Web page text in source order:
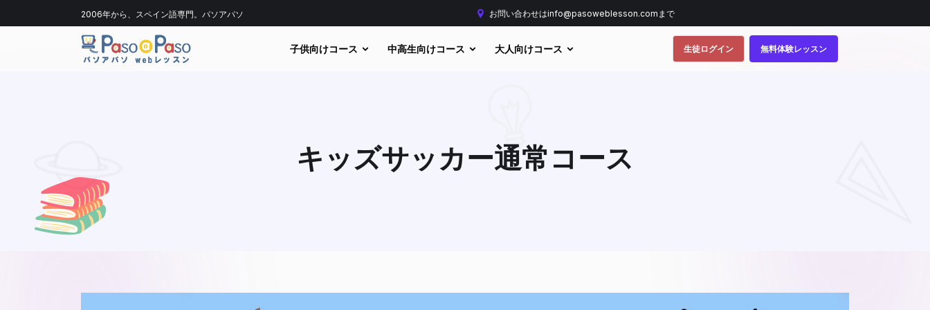
2006年から、スペイン語専門。パソアパソ お問い合わせはinfo@pasoweblesson.comまで
子供向けコース 中高生向けコース 大人向けコース 生徒ログイン 無料体験レッスン
キッズサッカー通常コース